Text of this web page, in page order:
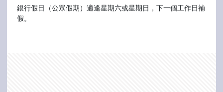
銀行假日（公眾假期）適逢星期六或星期日，下一個工作日補
假。